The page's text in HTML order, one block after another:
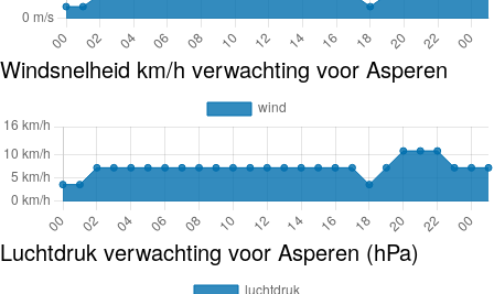
Windsnelheid km/h verwachting voor Asperen
Luchtdruk verwachting voor Asperen (hPa)